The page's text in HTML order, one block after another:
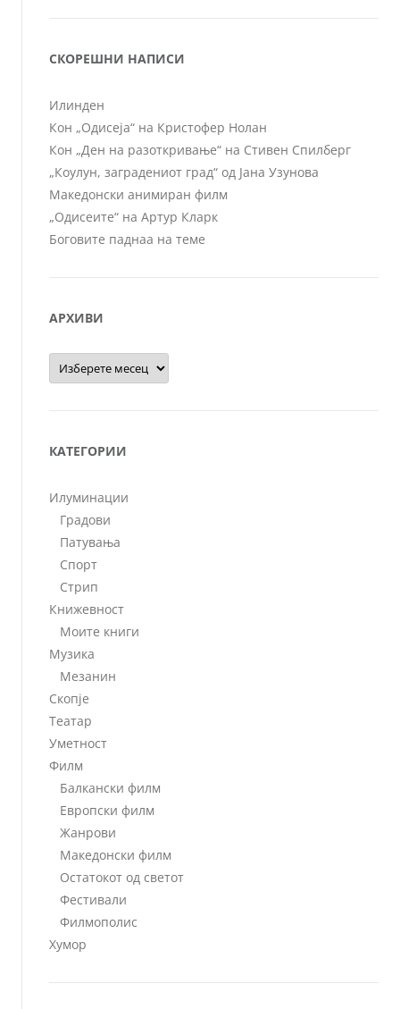
СКОРЕШНИ НАПИСИ
Илинден
Кон „Одисеја“ на Кристофер Нолан
Кон „Ден на разоткривање“ на Стивен Спилберг
„Коулун, заградениот град“ од Јана Узунова
Македонски анимиран филм
„Одисеите“ на Артур Кларк
Боговите паднаа на теме
АРХИВИ
Архиви
КАТЕГОРИИ
Илуминации
Градови
Патувања
Спорт
Стрип
Книжевност
Моите книги
Музика
Мезанин
Скопје
Театар
Уметност
Филм
Балкански филм
Европски филм
Жанрови
Македонски филм
Остатокот од светот
Фестивали
Филмополис
Хумор